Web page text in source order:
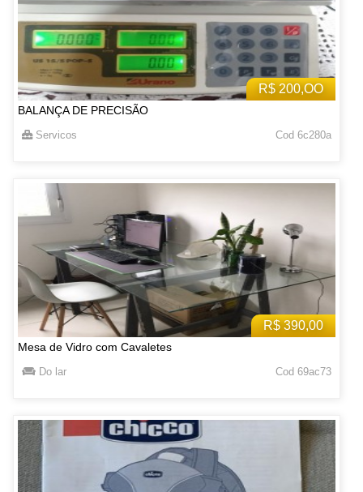
R$ 200,OO
BALANÇA DE PRECISÃO
Servicos Cod 6c280a
R$ 390,00
Mesa de Vidro com Cavaletes
Do lar Cod 69ac73